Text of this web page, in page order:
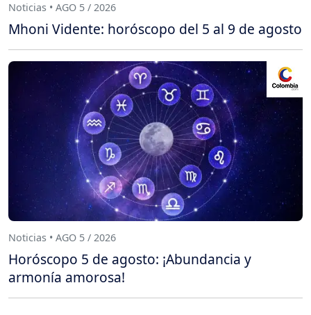
Noticias • AGO 5 / 2026
Mhoni Vidente: horóscopo del 5 al 9 de agosto
Noticias • AGO 5 / 2026
Horóscopo 5 de agosto: ¡Abundancia y
armonía amorosa!